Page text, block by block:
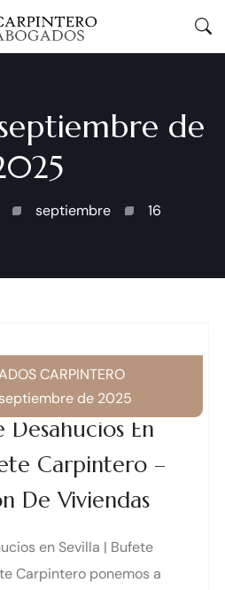
de
septiembre 16
En
Carpintero –
De Viviendas
CARPINTERO
de 2025
en Sevilla | Bufete
Carpintero ponemos a